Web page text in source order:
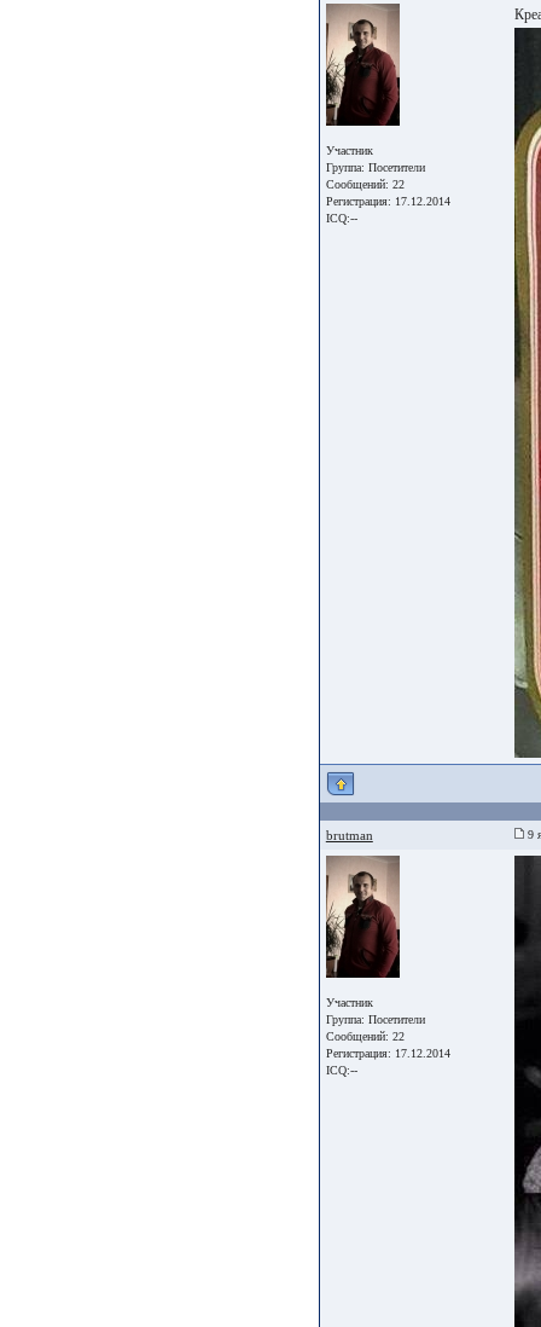
Участник
Группа: Посетители
Сообщений: 22
Регистрация: 17.12.2014
ICQ:--
brutman 9
Участник
Группа: Посетители
Сообщений: 22
Регистрация: 17.12.2014
ICQ:--